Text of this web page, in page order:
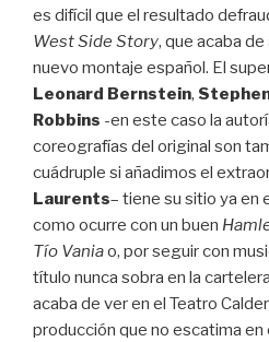
es difícil que el resultado
West Side Story, que acaba
nuevo montaje español. El
Leonard Bernstein,
Robbins -en este caso la
coreografías del original son
cuádruple si añadimos el
Laurents– tiene su sitio ya en
como ocurre con un buen
Tío Vaniao, por seguir con
título nunca sobra en la
acaba de ver en el Teatro
producción que no escatima